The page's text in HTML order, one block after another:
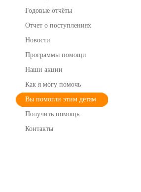
Годовые отчёты
Отчет о поступлениях
Новости
Программы помощи
Наши акции
Как я могу помочь
Вы помогли этим детям
Получить помощь
Контакты